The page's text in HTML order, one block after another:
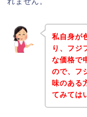
私自身が
り、フジ
な価格で
ので、フ
味のある
てみては